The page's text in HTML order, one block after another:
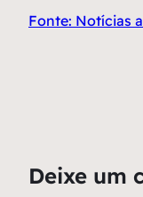
Fonte: Notícias
Deixe um